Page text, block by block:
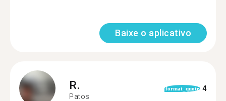
Baixe o aplicativo
R.
Patos
format_quote 4